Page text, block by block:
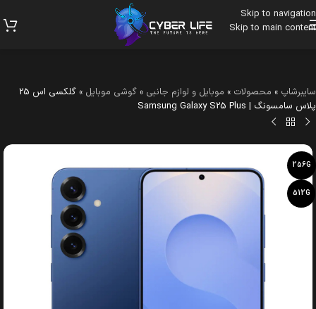
Skip to navigation
Skip to main content
سایبرشاپ » محصولات » موبایل و لوازم جانبی » گوشی موبایل »
گلکسی اس 25
پلاس سامسونگ | Samsung Galaxy S25 Plus
256G
512G